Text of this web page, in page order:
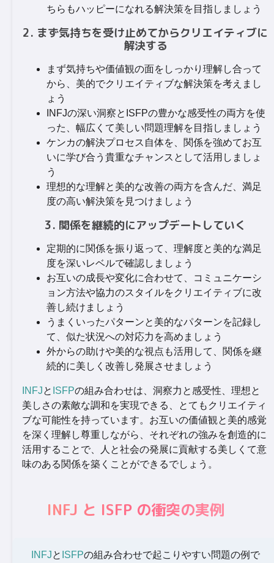
ちらもハッピーになれる解決策を目指しましょう
2. まず気持ちを受け止めてからクリエイティブに
解決する
まず気持ちや価値観の面をしっかり理解し合って
から、美的でクリエイティブな解決策を考えまし
ょう
INFJの深い洞察とISFPの豊かな感受性の両方を使
った、幅広くて美しい問題理解を目指しましょう
ケンカの解決プロセス自体を、関係を強めてお互
いに学び合う貴重なチャンスとして活用しましょ
う
理想的な理解と美的な改善の両方を含んだ、満足
度の高い解決策を見つけましょう
3. 関係を継続的にアップデートしていく
定期的に関係を振り返って、理解度と美的な満足
度を深いレベルで確認しましょう
お互いの成長や変化に合わせて、コミュニケーシ
ョン方法や協力のスタイルをクリエイティブに改
善し続けましょう
うまくいったパターンと美的なパターンを記録し
て、似た状況への対応力を高めましょう
外からの助けや美的な視点も活用して、関係を継
続的に美しく改善し発展させましょう
INFJと ISFPの組み合わせは、洞察力と感受性、理想と
美しさの素敵な調和を実現できる、とてもクリエイティ
ブな可能性を持っています。お互いの価値観と美的感覚
を深く理解し尊重しながら、それぞれの強みを創造的に
活用することで、人と社会の発展に貢献する美しくて意
味のある関係を築くことができるでしょう。
INFJ と ISFP の衝突の実例
INFJと ISFPの組み合わせで起こりやすい問題の例で